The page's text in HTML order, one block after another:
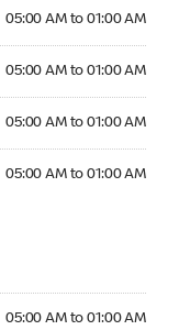
05:00 AM to 01:00 AM
05:00 AM to 01:00 AM
05:00 AM to 01:00 AM
05:00 AM to 01:00 AM
05:00 AM to 01:00 AM